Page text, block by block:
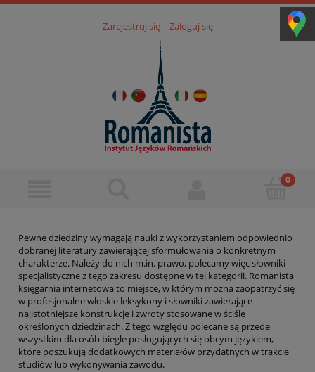
Zarejestruj się Zaloguj się
Pewne dziedziny wymagają nauki z wykorzystaniem odpowiednio
dobranej literatury zawierającej sformułowania o konkretnym
charakterze. Należy do nich m.in. prawo, polecamy więc słowniki
specjalistyczne z tego zakresu dostępne w tej kategorii. Romanista
księgarnia internetowa to miejsce, w którym można zaopatrzyć się
w profesjonalne włoskie leksykony i słowniki zawierające
najistotniejsze konstrukcje i zwroty stosowane w ściśle
określonych dziedzinach. Z tego względu polecane są przede
wszystkim dla osób biegle posługujących się obcym językiem,
które poszukują dodatkowych materiałów przydatnych w trakcie
studiów lub wykonywania zawodu.